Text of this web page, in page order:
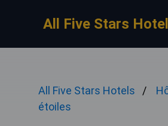
All Five Stars
All Five Stars Hotels
étoiles